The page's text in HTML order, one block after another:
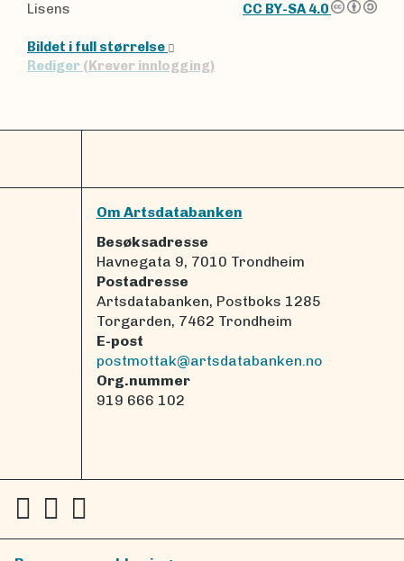
Lisens
CC BY-SA 4.0
Bildet i full størrelse
Rediger (Krever innlogging)
Om Artsdatabanken
Besøksadresse
Havnegata 9, 7010 Trondheim
Postadresse
Artsdatabanken, Postboks 1285
Torgarden, 7462 Trondheim
E-post
postmottak@artsdatabanken.no
Org.nummer
919 666 102